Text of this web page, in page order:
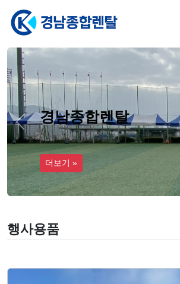
경남종합렌탈
더보기 »
Previous
행사용품